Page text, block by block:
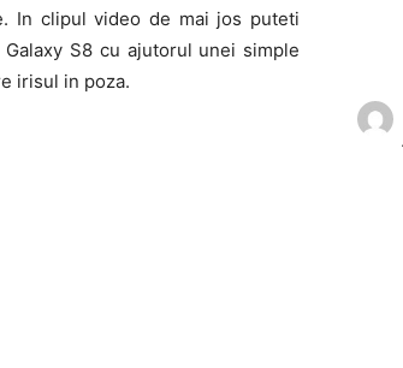
In clipul video de mai jos puteti
S8 cu ajutorul unei simple
irisul in poza.